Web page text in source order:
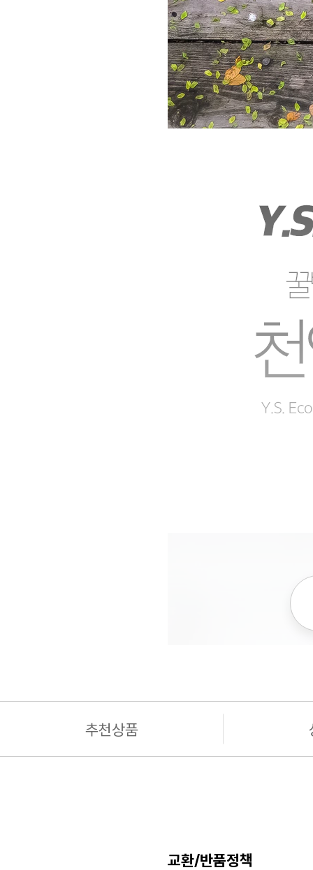
추천상품
교환/반품정책